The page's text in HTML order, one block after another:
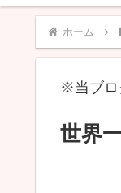
ホーム
※当ブロ
世界